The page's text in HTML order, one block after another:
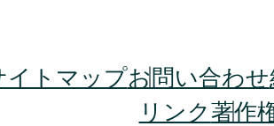
イトマップお問い合わせ
リンク著作